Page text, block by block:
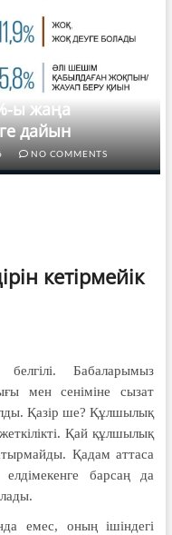
ы жаңа
дайын
NO COMMENTS
кетірмейік
Бабаларымыз
мен сеніміне сызат
Қазір ше? Құлшылық
Қай құлшылық
Қадам аттаса
барсаң да
емес, оның ішіндегі